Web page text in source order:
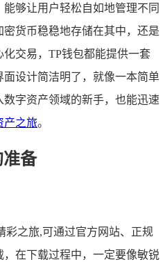
够让用户轻松自如地管理不同
货币稳稳地存储在其中，还是
交易，TP钱包都能提供一套
设计简洁明了，就像一本简单
字资产领域的新手，也能迅速
产之旅。
备
彩之旅,可通过官方网站、正规
在下载过程中，一定要像敏锐